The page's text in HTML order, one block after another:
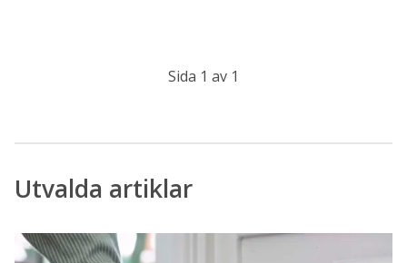
Sida 1 av 1
Utvalda artiklar